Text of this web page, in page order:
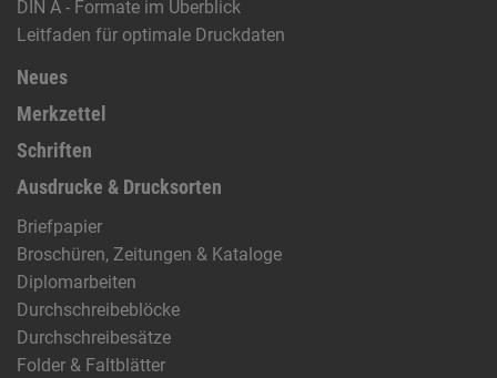
DIN A - Formate im Überblick
Leitfaden für optimale Druckdaten
Neues
Merkzettel
Schriften
Ausdrucke & Drucksorten
Briefpapier
Broschüren, Zeitungen & Kataloge
Diplomarbeiten
Durchschreibeblöcke
Durchschreibesätze
Folder & Faltblätter